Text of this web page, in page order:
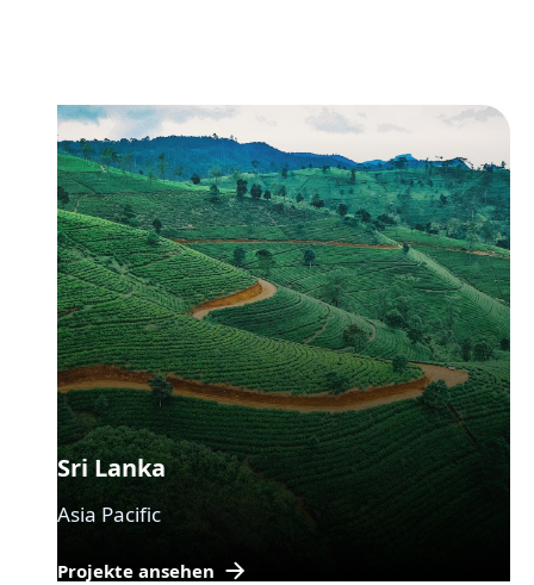
Global Teacher
Lehrpraktika im Ausland
Ab 9 Wochen
Sri Lanka
Asia Pacific
Projekte ansehen